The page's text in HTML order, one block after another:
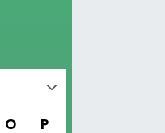
O P